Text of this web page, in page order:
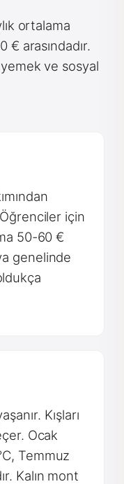
ortalama
€ arasındadır.
ve sosyal
için
50-60 €
genelinde
Kışları
Ocak
Temmuz
Kalın mont